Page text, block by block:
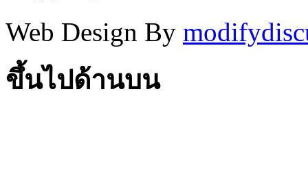
Web Design By
ขึ้นไปด้านบน